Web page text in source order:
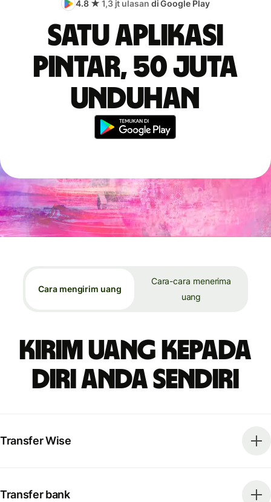
4.8 ★ 1,3 jt ulasan di Google Play
Satu aplikasi
pintar, 50 juta
unduhan
Cara mengirim uang
Cara-cara menerima
uang
Kirim uang kepada
diri Anda sendiri
Transfer Wise
Transfer bank